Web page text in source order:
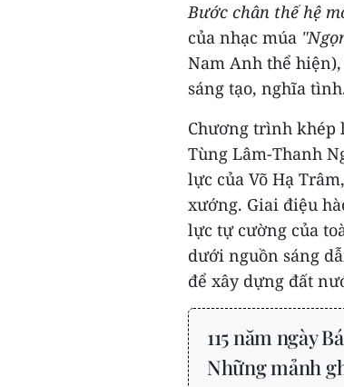
Bước chân thế hệ
của nhạc múa
Nam Anh thể
sáng tạo, nghĩa
Chương trình khép
Tùng Lâm-Thanh
lực của Võ Hạ
xướng. Giai điệu
lực tự cường của
dưới nguồn sáng
để xây dựng đất
115 năm ngày
Những mảnh